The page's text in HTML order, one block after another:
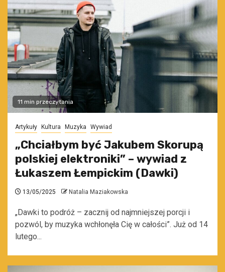
11 min przeczytania
Artykuły Kultura Muzyka Wywiad
„Chciałbym być Jakubem Skorupą
polskiej elektroniki” – wywiad z
Łukaszem Łempickim (Dawki)
13/05/2025 Natalia Maziakowska
„Dawki to podróż – zacznij od najmniejszej porcji i
pozwól, by muzyka wchłonęła Cię w całości”. Już od 14
lutego...